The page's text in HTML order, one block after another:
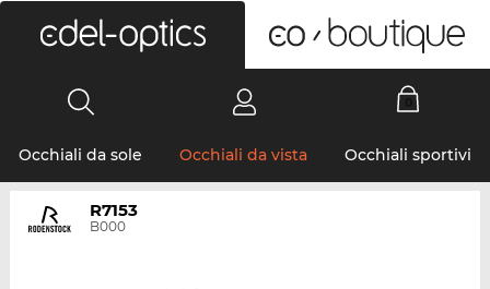
Occhiali da sole Occhiali da vista Occhiali sportivi
R7153
B000